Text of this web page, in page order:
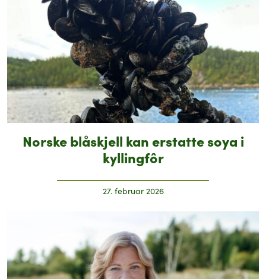
Norske blåskjell kan erstatte soya i
kyllingfôr
27. februar 2026